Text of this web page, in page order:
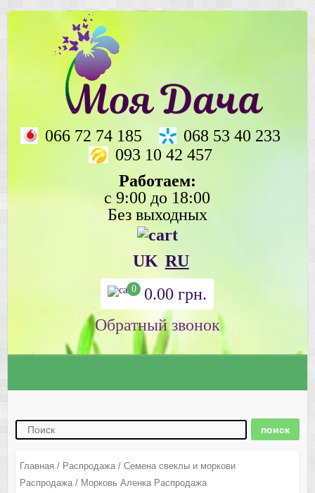
066 72 74 185
068 53 40 233
093 10 42 457
Работаем:
с 9:00 до 18:00
Без выходных
UK RU
0 0.00грн.
Главная / Распродажа/ Семена свеклы и моркови
Распродажа/ Морковь Аленка Распродажа